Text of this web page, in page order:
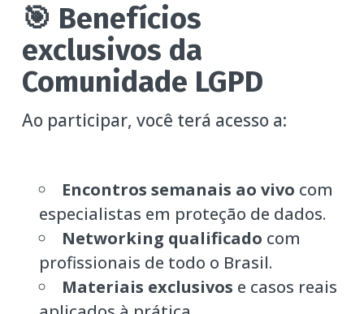
🎯 Benefícios
exclusivos da
Comunidade LGPD
Ao participar, você terá acesso a:
Encontros semanais ao vivo com
especialistas em proteção de dados.
Networking qualificado com
profissionais de todo o Brasil.
Materiais exclusivos e casos reais